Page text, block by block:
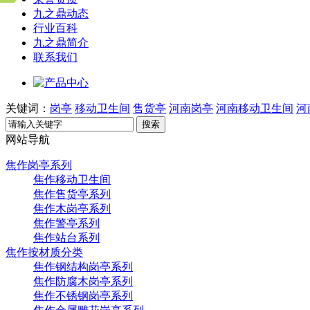
九之鼎动态
行业百科
九之鼎简介
联系我们
关键词： 岗亭 移动卫生间 售货亭 河南岗亭 河南移动卫生间 河
搜索
网站导航
焦作岗亭系列
焦作移动卫生间
焦作售货亭系列
焦作木岗亭系列
焦作警亭系列
焦作站台系列
焦作按材质分类
焦作钢结构岗亭系列
焦作防腐木岗亭系列
焦作不锈钢岗亭系列